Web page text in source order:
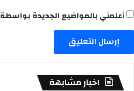
أعلمني بالمواضيع الجديدة بواسطة
اخبار مشابهة